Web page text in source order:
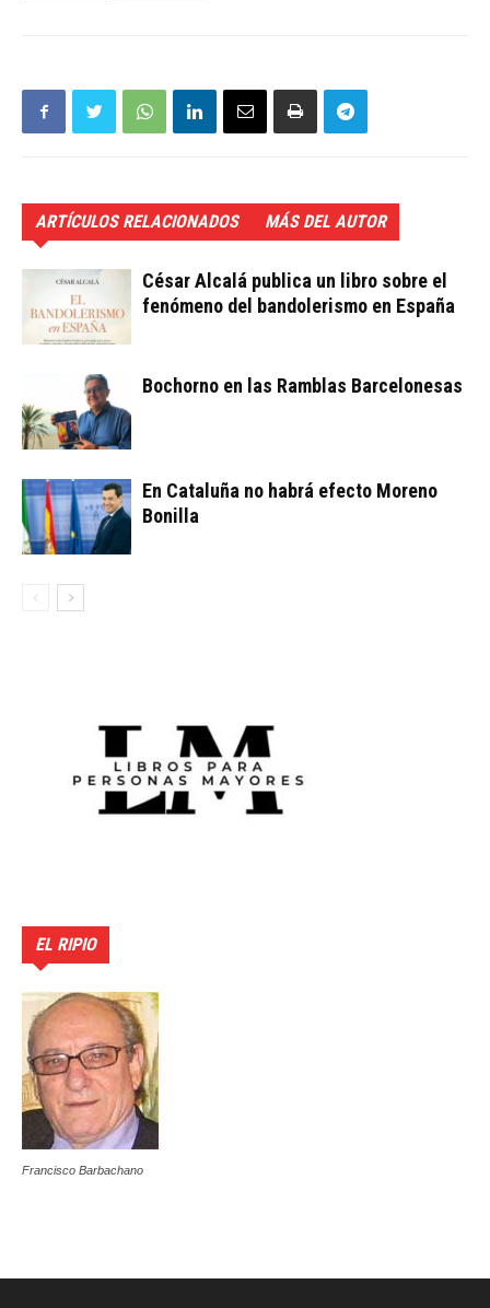
ARTÍCULOS RELACIONADOS MÁS DEL AUTOR
César Alcalá publica un libro sobre el
fenómeno del bandolerismo en España
Bochorno en las Ramblas Barcelonesas
En Cataluña no habrá efecto Moreno
Bonilla
EL RIPIO
Francisco Barbachano